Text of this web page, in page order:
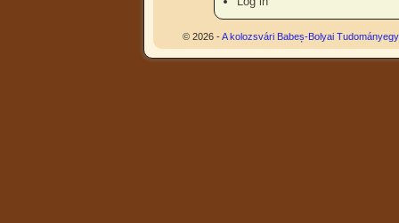
© 2026 -A kolozsvári Babeș-Bolyai